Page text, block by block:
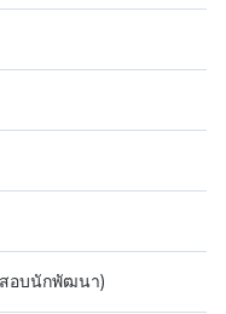
อบนักพัฒนา)